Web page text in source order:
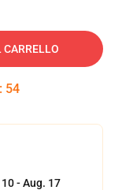
CARRELLO
: 54
- Aug. 17